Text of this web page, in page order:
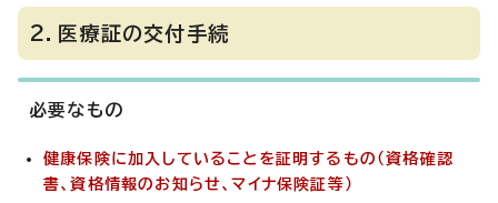
2．医療証の交付手続
必要なもの
健康保険に加入していることを証明するもの（資格確認
書、資格情報のお知らせ、マイナ保険証等）